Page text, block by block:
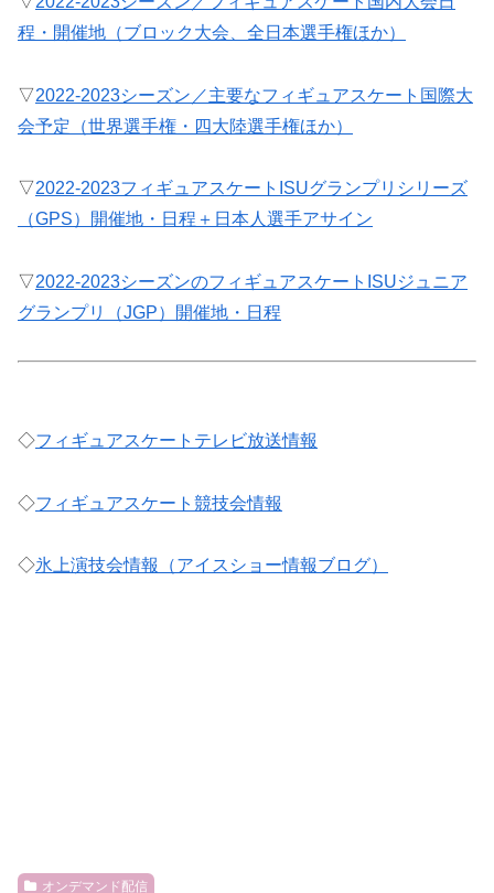
程・開催地（ブロック大会、全日本選手権ほか）
▽2022-2023シーズン／主要なフィギュアスケート国際大
会予定（世界選手権・四大陸選手権ほか）
▽2022-2023フィギュアスケートISUグランプリシリーズ
（GPS）開催地・日程＋日本人選手アサイン
▽2022-2023シーズンのフィギュアスケートISUジュニア
グランプリ（JGP）開催地・日程
◇フィギュアスケートテレビ放送情報
◇フィギュアスケート競技会情報
◇氷上演技会情報（アイスショー情報ブログ）
オンデマンド配信